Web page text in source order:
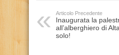
Articolo Precedente
Inaugurata la
all’alberghiero di
solo!